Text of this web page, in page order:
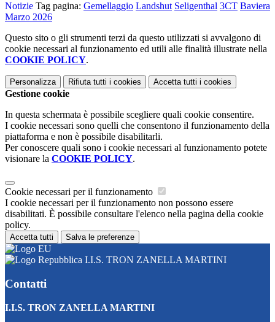
Notizie Tag pagina: Gemellaggio Landshut Seligenthal 3CT Baviera
Marzo 2026
Questo sito o gli strumenti terzi da questo utilizzati si avvalgono di
cookie necessari al funzionamento ed utili alle finalità illustrate nella
COOKIE POLICY.
Personalizza Rifiuta tutti i cookies Accetta tutti i cookies
Gestione cookie
In questa schermata è possibile scegliere quali cookie consentire.
I cookie necessari sono quelli che consentono il funzionamento della
piattaforma e non è possibile disabilitarli.
Per conoscere quali sono i cookie necessari al funzionamento potete
visionare la COOKIE POLICY.
Cookie necessari per il funzionamento
I cookie necessari per il funzionamento non possono essere
disabilitati. È possibile consultare l'elenco nella pagina della cookie
policy.
Accetta tutti Salva le preferenze
I.I.S. TRON ZANELLA MARTINI
Contatti
I.I.S. TRON ZANELLA MARTINI